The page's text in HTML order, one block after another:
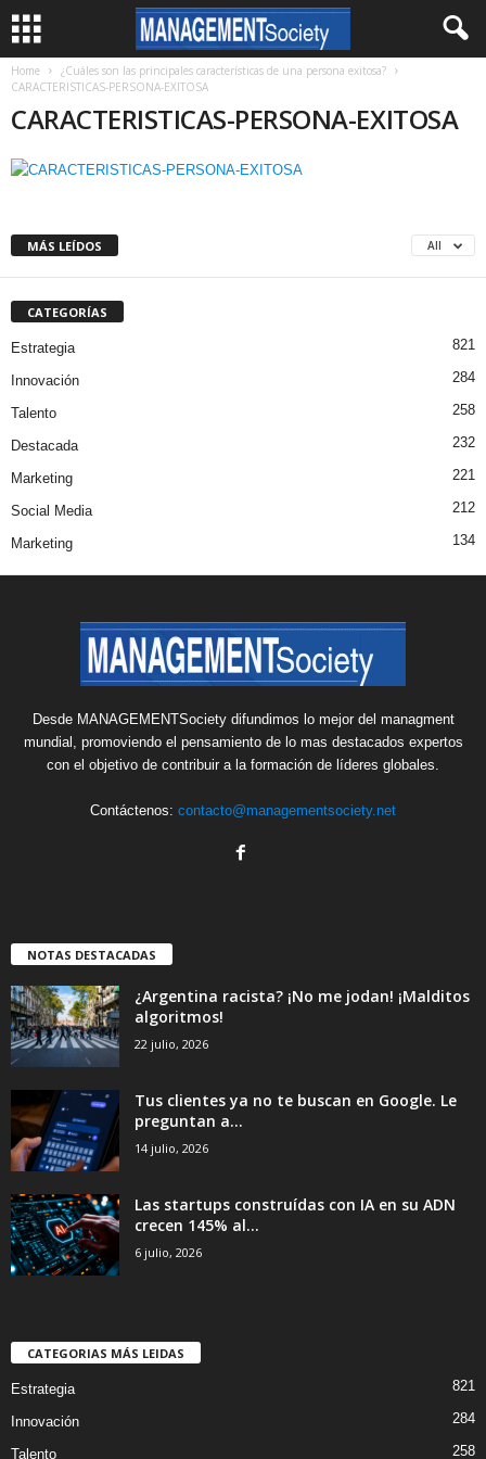
Home
¿Cuáles son las principales características de una persona exitosa?
CARACTERISTICAS-PERSONA-EXITOSA
CARACTERISTICAS-PERSONA-EXITOSA
MÁS LEÍDOS All
CATEGORÍAS
Estrategia 821
Innovación 284
Talento 258
Destacada 232
Marketing 221
Social Media 212
Marketing 134
Desde MANAGEMENTSociety difundimos lo mejor del managment
mundial, promoviendo el pensamiento de lo mas destacados expertos
con el objetivo de contribuir a la formación de líderes globales.
Contáctenos: contacto@managementsociety.net
NOTAS DESTACADAS
¿Argentina racista? ¡No me jodan! ¡Malditos
algoritmos!
22 julio, 2026
Tus clientes ya no te buscan en Google. Le
preguntan a...
14 julio, 2026
Las startups construídas con IA en su ADN
crecen 145% al...
6 julio, 2026
CATEGORIAS MÁS LEIDAS
Estrategia 821
Innovación 284
Talento 258